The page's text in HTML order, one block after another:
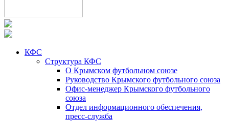
КФС
Структура КФС
О Крымском футбольном союзе
Руководство Крымского футбольного союза
Офис-менеджер Крымского футбольного
союза
Отдел информационного обеспечения,
пресс-служба